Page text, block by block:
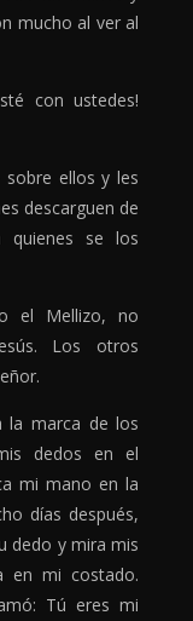
mucho al ver al
con ustedes!
ellos y les
descarguen de
quienes se los
el Mellizo, no
Los otros
la marca de los
dedos en el
mi mano en la
días después,
dedo y mira mis
en mi costado.
Tú eres mi